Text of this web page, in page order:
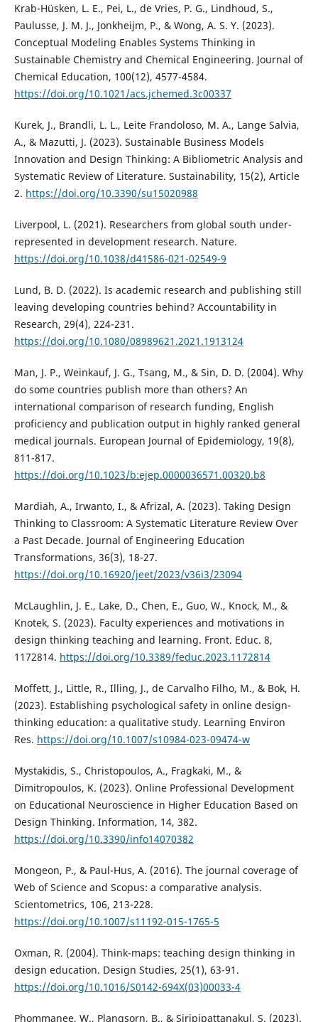
Krab-Hüsken, L. E., Pei, L., de Vries, P. G., Lindhoud, S.,
Paulusse, J. M. J., Jonkheijm, P., & Wong, A. S. Y. (2023).
Conceptual Modeling Enables Systems Thinking in
Sustainable Chemistry and Chemical Engineering. Journal of
Chemical Education, 100(12), 4577-4584.
https://doi.org/10.1021/acs.jchemed.3c00337
Kurek, J., Brandli, L. L., Leite Frandoloso, M. A., Lange Salvia,
A., & Mazutti, J. (2023). Sustainable Business Models
Innovation and Design Thinking: A Bibliometric Analysis and
Systematic Review of Literature. Sustainability, 15(2), Article
2. https://doi.org/10.3390/su15020988
Liverpool, L. (2021). Researchers from global south under-
represented in development research. Nature.
https://doi.org/10.1038/d41586-021-02549-9
Lund, B. D. (2022). Is academic research and publishing still
leaving developing countries behind? Accountability in
Research, 29(4), 224-231.
https://doi.org/10.1080/08989621.2021.1913124
Man, J. P., Weinkauf, J. G., Tsang, M., & Sin, D. D. (2004). Why
do some countries publish more than others? An
international comparison of research funding, English
proficiency and publication output in highly ranked general
medical journals. European Journal of Epidemiology, 19(8),
811-817.
https://doi.org/10.1023/b:ejep.0000036571.00320.b8
Mardiah, A., Irwanto, I., & Afrizal, A. (2023). Taking Design
Thinking to Classroom: A Systematic Literature Review Over
a Past Decade. Journal of Engineering Education
Transformations, 36(3), 18-27.
https://doi.org/10.16920/jeet/2023/v36i3/23094
McLaughlin, J. E., Lake, D., Chen, E., Guo, W., Knock, M., &
Knotek, S. (2023). Faculty experiences and motivations in
design thinking teaching and learning. Front. Educ. 8,
1172814. https://doi.org/10.3389/feduc.2023.1172814
Moffett, J., Little, R., Illing, J., de Carvalho Filho, M., & Bok, H.
(2023). Establishing psychological safety in online design-
thinking education: a qualitative study. Learning Environ
Res. https://doi.org/10.1007/s10984-023-09474-w
Mystakidis, S., Christopoulos, A., Fragkaki, M., &
Dimitropoulos, K. (2023). Online Professional Development
on Educational Neuroscience in Higher Education Based on
Design Thinking. Information, 14, 382.
https://doi.org/10.3390/info14070382
Mongeon, P., & Paul-Hus, A. (2016). The journal coverage of
Web of Science and Scopus: a comparative analysis.
Scientometrics, 106, 213-228.
https://doi.org/10.1007/s11192-015-1765-5
Oxman, R. (2004). Think-maps: teaching design thinking in
design education. Design Studies, 25(1), 63-91.
https://doi.org/10.1016/S0142-694X(03)00033-4
Phommanee, W., Plangsorn, B., & Siripipattanakul, S. (2023).